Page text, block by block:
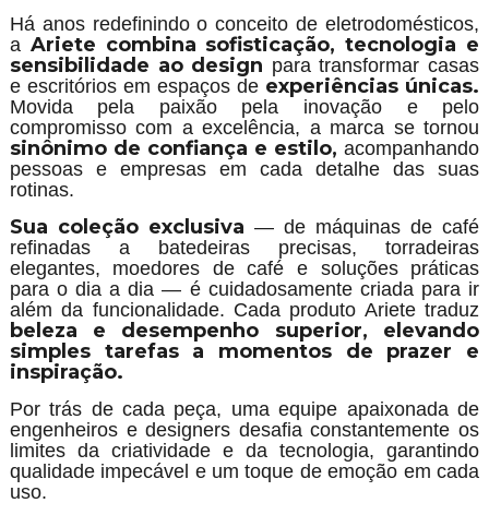
Há anos redefinindo o conceito de eletrodomésticos,
a Ariete combina sofisticação, tecnologia e
sensibilidade ao design para transformar casas
e escritórios em espaços de experiências únicas.
Movida pela paixão pela inovação e pelo
compromisso com a excelência, a marca se tornou
sinônimo de confiança e estilo, acompanhando
pessoas e empresas em cada detalhe das suas
rotinas.
Sua coleção exclusiva — de máquinas de café
refinadas a batedeiras precisas, torradeiras
elegantes, moedores de café e soluções práticas
para o dia a dia — é cuidadosamente criada para ir
além da funcionalidade. Cada produto Ariete traduz
beleza e desempenho superior, elevando
simples tarefas a momentos de prazer e
inspiração.
Por trás de cada peça, uma equipe apaixonada de
engenheiros e designers desafia constantemente os
limites da criatividade e da tecnologia, garantindo
qualidade impecável e um toque de emoção em cada
uso.